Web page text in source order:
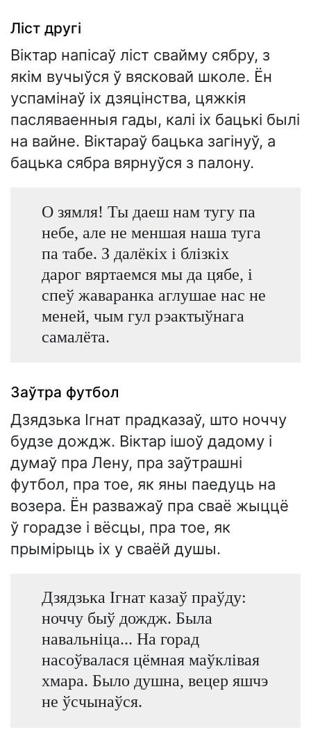
Ліст другі
Віктар напісаў ліст свайму сябру, з
якім вучыўся ў вясковай школе. Ён
успамінаў іх дзяцінства, цяжкія
пасляваенныя гады, калі іх бацькі былі
на вайне. Віктараў бацька загінуў, а
бацька сябра вярнуўся з палону.
О зямля! Ты даеш нам тугу па
небе, але не меншая наша туга
па табе. З далёкіх і блізкіх
дарог вяртаемся мы да цябе, і
спеў жаваранка аглушае нас не
меней, чым гул рэактыўнага
самалёта.
Заўтра футбол
Дзядзька Ігнат прадказаў, што ноччу
будзе дождж. Віктар ішоў дадому і
думаў пра Лену, пра заўтрашні
футбол, пра тое, як яны паедуць на
возера. Ён разважаў пра сваё жыццё
ў горадзе і вёсцы, пра тое, як
прымірыць іх у сваёй душы.
Дзядзька Ігнат казаў праўду:
ноччу быў дождж. Была
навальніца... На горад
насоўвалася цёмная маўклівая
хмара. Было душна, вецер яшчэ
не ўсчынаўся.